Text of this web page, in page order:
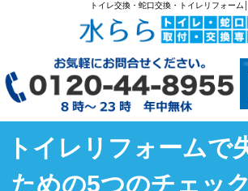
トイレ交換・蛇口交換・トイレリフォーム
トイレリフォームで
ための5つのチェッ